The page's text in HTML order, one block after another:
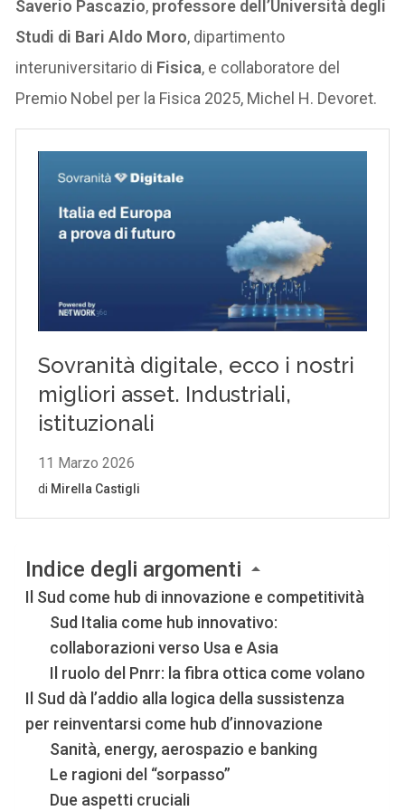
Saverio Pascazio, professore dell’Università degli
Studi di Bari Aldo Moro, dipartimento
interuniversitario di Fisica, e collaboratore del
Premio Nobel per la Fisica 2025, Michel H. Devoret.
Indice degli argomenti
Il Sud come hub di innovazione e competitività
Sud Italia come hub innovativo:
collaborazioni verso Usa e Asia
Il ruolo del Pnrr: la fibra ottica come volano
Il Sud dà l’addio alla logica della sussistenza
per reinventarsi come hub d’innovazione
Sanità, energy, aerospazio e banking
Le ragioni del “sorpasso”
Due aspetti cruciali